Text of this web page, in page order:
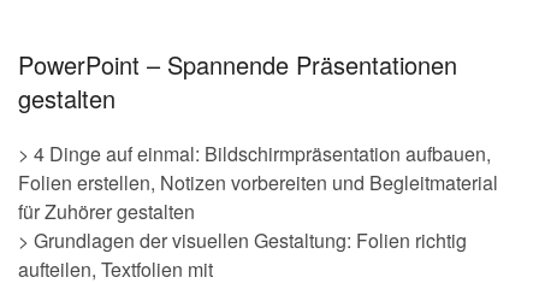
PowerPoint – Spannende Präsentationen
gestalten
> 4 Dinge auf einmal: Bildschirmpräsentation aufbauen,
Folien erstellen, Notizen vorbereiten und Begleitmaterial
für Zuhörer gestalten
> Grundlagen der visuellen Gestaltung: Folien richtig
aufteilen, Textfolien mit